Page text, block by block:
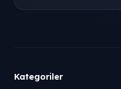
Kategoriler